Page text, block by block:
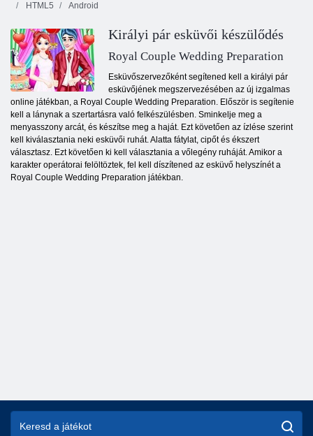
HTML5
Android
Királyi pár esküvői készülődés
Royal Couple Wedding Preparation
Esküvőszervezőként segítened kell a királyi pár
esküvőjének megszervezésében az új izgalmas
online játékban, a Royal Couple Wedding Preparation. Először is segítenie
kell a lánynak a szertartásra való felkészülésben. Sminkelje meg a
menyasszony arcát, és készítse meg a haját. Ezt követően az ízlése szerint
kell kiválasztania neki esküvői ruhát. Alatta fátylat, cipőt és ékszert
választasz. Ezt követően ki kell választania a vőlegény ruháját. Amikor a
karakter operátorai felöltöztek, fel kell díszítened az esküvő helyszínét a
Royal Couple Wedding Preparation játékban.